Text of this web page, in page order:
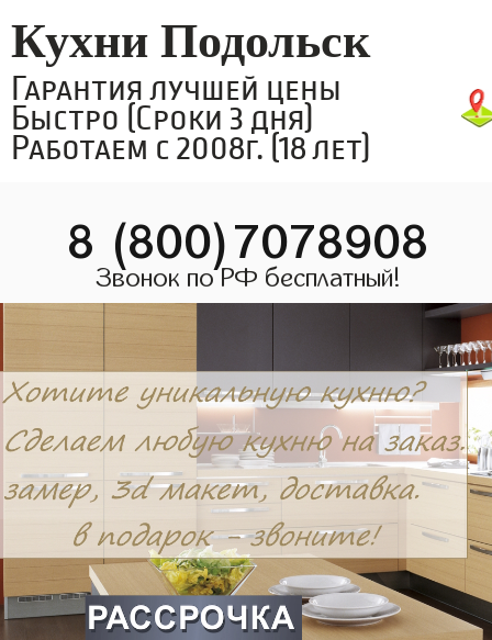
Кухни Подольск
Гарантия лучшей цены
Быстро (Сроки 3 дня)
Работаем с 2008г. (18 лет)
8 (800)7078908
Звонок по РФ бесплатный!